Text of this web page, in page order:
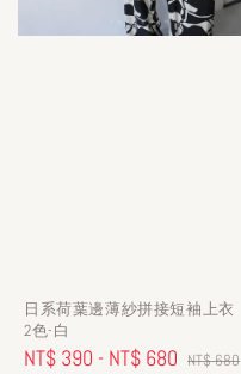
日系荷葉邊薄紗拼接短袖上衣
2色-白
Sale
NT$ 390 - NT$ 680 Regular
NT$ 680